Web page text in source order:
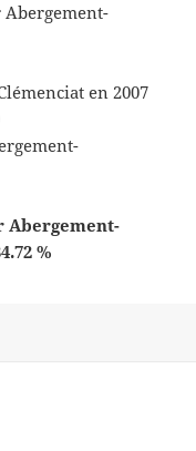
Abergement-
en 2007
Abergement-
%